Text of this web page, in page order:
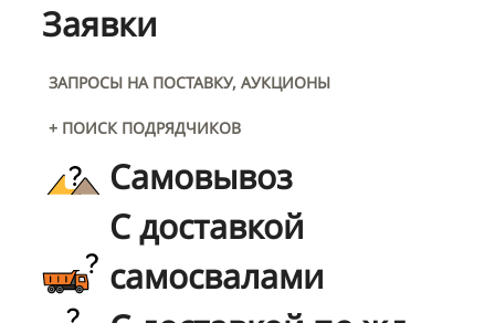
Заявки
ЗАПРОСЫ НА ПОСТАВКУ, АУКЦИОНЫ
+ ПОИСК ПОДРЯДЧИКОВ
Самовывоз
С доставкой
самосвалами